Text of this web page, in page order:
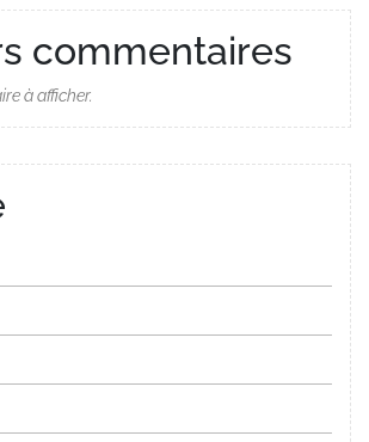
commentaires
à afficher.